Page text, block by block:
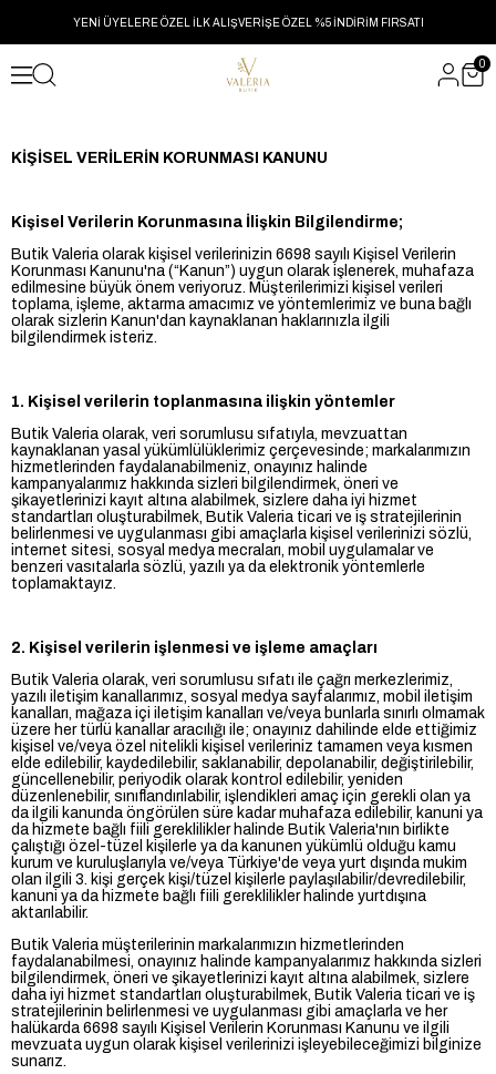
YENİ ÜYELERE ÖZEL İLK ALIŞVERİŞE ÖZEL %5 İNDİRİM FIRSATI
0
KİŞİSEL VERİLERİN KORUNMASI KANUNU
Kişisel Verilerin Korunmasına İlişkin Bilgilendirme;
Butik Valeria olarak kişisel verilerinizin 6698 sayılı Kişisel Verilerin
Korunması Kanunu'na (“Kanun”) uygun olarak işlenerek, muhafaza
edilmesine büyük önem veriyoruz. Müşterilerimizi kişisel verileri
toplama, işleme, aktarma amacımız ve yöntemlerimiz ve buna bağlı
olarak sizlerin Kanun'dan kaynaklanan haklarınızla ilgili
bilgilendirmek isteriz.
1. Kişisel verilerin toplanmasına ilişkin yöntemler
Butik Valeria olarak, veri sorumlusu sıfatıyla, mevzuattan
kaynaklanan yasal yükümlülüklerimiz çerçevesinde; markalarımızın
hizmetlerinden faydalanabilmeniz, onayınız halinde
kampanyalarımız hakkında sizleri bilgilendirmek, öneri ve
şikayetlerinizi kayıt altına alabilmek, sizlere daha iyi hizmet
standartları oluşturabilmek, Butik Valeria ticari ve iş stratejilerinin
belirlenmesi ve uygulanması gibi amaçlarla kişisel verilerinizi sözlü,
internet sitesi, sosyal medya mecraları, mobil uygulamalar ve
benzeri vasıtalarla sözlü, yazılı ya da elektronik yöntemlerle
toplamaktayız.
2. Kişisel verilerin işlenmesi ve işleme amaçları
Butik Valeria olarak, veri sorumlusu sıfatı ile çağrı merkezlerimiz,
yazılı iletişim kanallarımız, sosyal medya sayfalarımız, mobil iletişim
kanalları, mağaza içi iletişim kanalları ve/veya bunlarla sınırlı olmamak
üzere her türlü kanallar aracılığı ile; onayınız dahilinde elde ettiğimiz
kişisel ve/veya özel nitelikli kişisel verileriniz tamamen veya kısmen
elde edilebilir, kaydedilebilir, saklanabilir, depolanabilir, değiştirilebilir,
güncellenebilir, periyodik olarak kontrol edilebilir, yeniden
düzenlenebilir, sınıflandırılabilir, işlendikleri amaç için gerekli olan ya
da ilgili kanunda öngörülen süre kadar muhafaza edilebilir, kanuni ya
da hizmete bağlı fiili gereklilikler halinde Butik Valeria'nın birlikte
çalıştığı özel-tüzel kişilerle ya da kanunen yükümlü olduğu kamu
kurum ve kuruluşlarıyla ve/veya Türkiye'de veya yurt dışında mukim
olan ilgili 3. kişi gerçek kişi/tüzel kişilerle paylaşılabilir/devredilebilir,
kanuni ya da hizmete bağlı fiili gereklilikler halinde yurtdışına
aktarılabilir.
Butik Valeria müşterilerinin markalarımızın hizmetlerinden
faydalanabilmesi, onayınız halinde kampanyalarımız hakkında sizleri
bilgilendirmek, öneri ve şikayetlerinizi kayıt altına alabilmek, sizlere
daha iyi hizmet standartları oluşturabilmek, Butik Valeria ticari ve iş
stratejilerinin belirlenmesi ve uygulanması gibi amaçlarla ve her
halükarda 6698 sayılı Kişisel Verilerin Korunması Kanunu ve ilgili
mevzuata uygun olarak kişisel verilerinizi işleyebileceğimizi bilginize
sunarız.